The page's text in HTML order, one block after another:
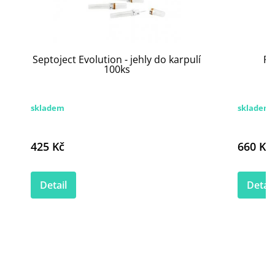
Septoject Evolution - jehly do karpulí
100ks
skladem
425 Kč
Detail
skladem
660 Kč
Detail